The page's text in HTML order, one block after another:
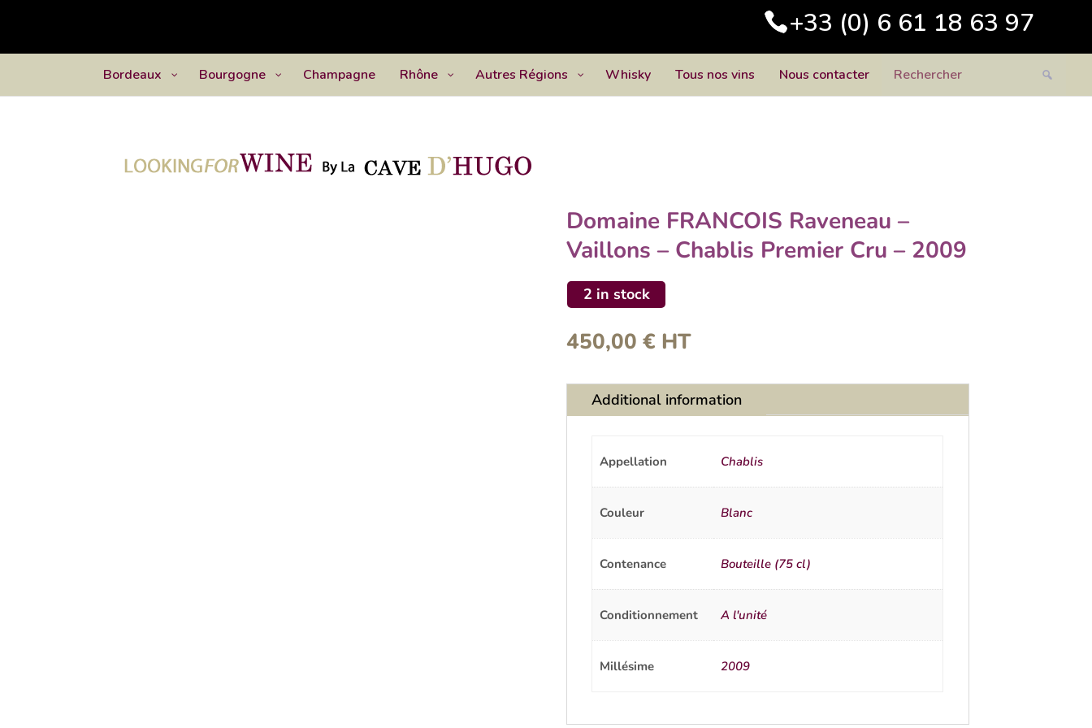
+33 (0) 6 61 18 63 97
Bordeaux Bourgogne Champagne Rhône Autres Régions Whisky Tous nos vins Nous contacter
Domaine FRANCOIS Raveneau –
Vaillons – Chablis Premier Cru – 2009
2 in stock
450,00 € HT
Additional information
Appellation Chablis
Couleur Blanc
Contenance Bouteille (75 cl)
Conditionnement A l'unité
Millésime 2009